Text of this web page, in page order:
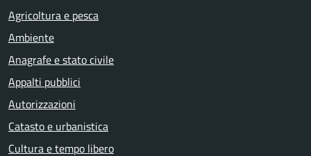
Agricoltura e pesca
Ambiente
Anagrafe e stato civile
Appalti pubblici
Autorizzazioni
Catasto e urbanistica
Cultura e tempo libero